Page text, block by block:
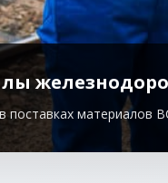
поставках материалов